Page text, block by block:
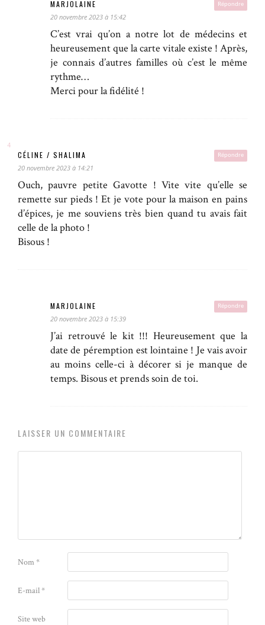
Répondre
MARJOLAINE
20 novembre 2023 à 15:42
C’est vrai qu’on a notre lot de médecins et
heureusement que la carte vitale existe ! Après,
je connais d’autres familles où c’est le même
rythme…
Merci pour la fidélité !
Répondre
CÉLINE / SHALIMA
20 novembre 2023 à 14:21
Ouch, pauvre petite Gavotte ! Vite vite qu’elle se
remette sur pieds ! Et je vote pour la maison en pains
d’épices, je me souviens très bien quand tu avais fait
celle de la photo !
Bisous !
Répondre
MARJOLAINE
20 novembre 2023 à 15:39
J’ai retrouvé le kit !!! Heureusement que la
date de péremption est lointaine ! Je vais avoir
au moins celle-ci à décorer si je manque de
temps. Bisous et prends soin de toi.
LAISSER UN COMMENTAIRE
Nom*
E-mail*
Site web